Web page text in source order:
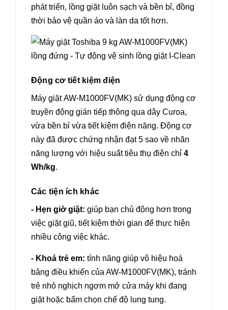
phát triển, lồng giặt luôn sạch và bền bỉ, đồng
thời bảo vệ quần áo và làn da tốt hơn.
Động cơ tiết kiệm điện
Máy giặt AW-M1000FV(MK) sử dụng động cơ
truyền động gián tiếp thông qua dây Curoa,
vừa bền bỉ vừa tiết kiệm điện năng. Động cơ
này đã được chứng nhận đạt 5 sao về nhãn
năng lượng với hiệu suất tiêu thụ điện chỉ 4
Wh/kg.
Các tiện ích khác
- Hẹn giờ giặt: giúp bạn chủ động hơn trong
việc giặt giũ, tiết kiệm thời gian để thực hiện
nhiều công việc khác.
- Khoá trẻ em: tính năng giúp vô hiệu hoá
bảng điều khiển của AW-M1000FV(MK), tránh
trẻ nhỏ nghịch ngợm mở cửa máy khi đang
giặt hoặc bấm chọn chế độ lung tung.